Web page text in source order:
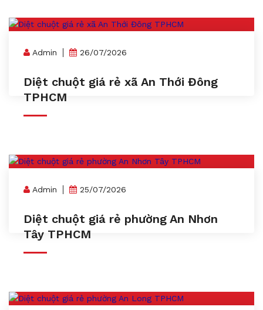
Admin 26/07/2026
Diệt chuột giá rẻ xã An Thới Đông
TPHCM
Admin 25/07/2026
Diệt chuột giá rẻ phường An Nhơn
Tây TPHCM